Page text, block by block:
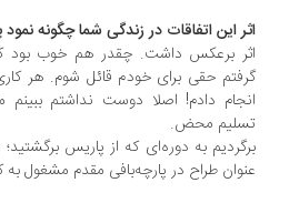
این اتفاقات در زندگی شما چگونه نمود پیدا
برعکس داشت. چقدر هم خوب بود که
حقی برای خودم قائل شوم. هر کاری او
دادم! اصلا دوست نداشتم ببینم مادرم
محض.
به دوره‌ای که از پاریس برگشتید؛ چه
طراح در پارچه‌بافی مقدم مشغول به کار